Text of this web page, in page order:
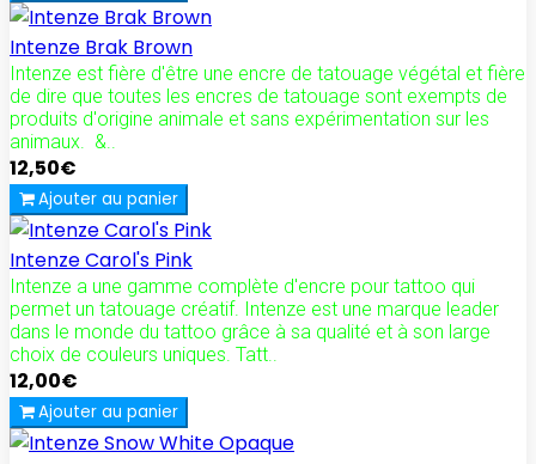
Intenze Brak Brown
Intenze est fière d'être une encre de tatouage végétal et fière
de dire que toutes les encres de tatouage sont exempts de
produits d'origine animale et sans expérimentation sur les
animaux. &..
12,50€
Ajouter au panier
Intenze Carol's Pink
Intenze a une gamme complète d'encre pour tattoo qui
permet un tatouage créatif. Intenze est une marque leader
dans le monde du tattoo grâce à sa qualité et à son large
choix de couleurs uniques. Tatt..
12,00€
Ajouter au panier